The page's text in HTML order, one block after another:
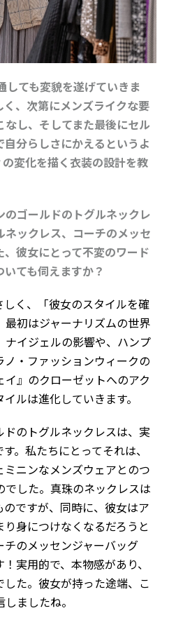
ても変貌を遂げていきま
、次第にメンズライクな要
し、そしてまた最後にセル
自分らしさにかえるというよ
変化を描く衣装の設計を教
のゴールドのトグルネックレ
ックレス、コーチのメッセ
彼女にとって不変のワード
ても伺えますか？
しく、「彼女のスタイルを確
初はジャーナリズムの世界
ナイジェルの影響や、ハンプ
ノ・ファッションウィークの
』のクローゼットへのアク
ルは進化していきます。
のトグルネックレスは、実
。私たちにとってそれは、
ニンなメンズウェアとのつ
した。真珠のネックレスは
ですが、同時に、彼女はア
身につけなくなるだろうと
のメッセンジャーバッグ
実用的で、本物感があり、
た。彼女が持った途端、こ
ましたね。